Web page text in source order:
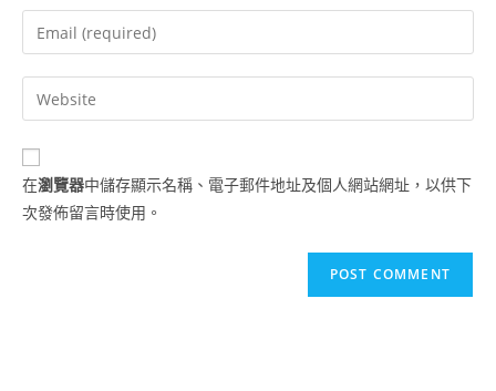
name
comment
Enter
your
email
address
comment
Enter
your
website
URL
(optional)
在瀏覽器中儲存顯示名稱、電子郵件地址及個人網站網址，以供下
次發佈留言時使用。